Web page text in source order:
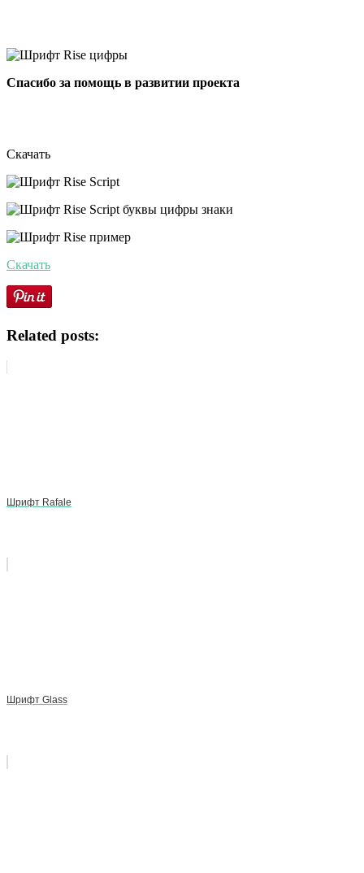
Спасибо за помощь в развитии проекта
Скачать
Скачать
Related posts:
Шрифт Rafale
Шрифт Glass